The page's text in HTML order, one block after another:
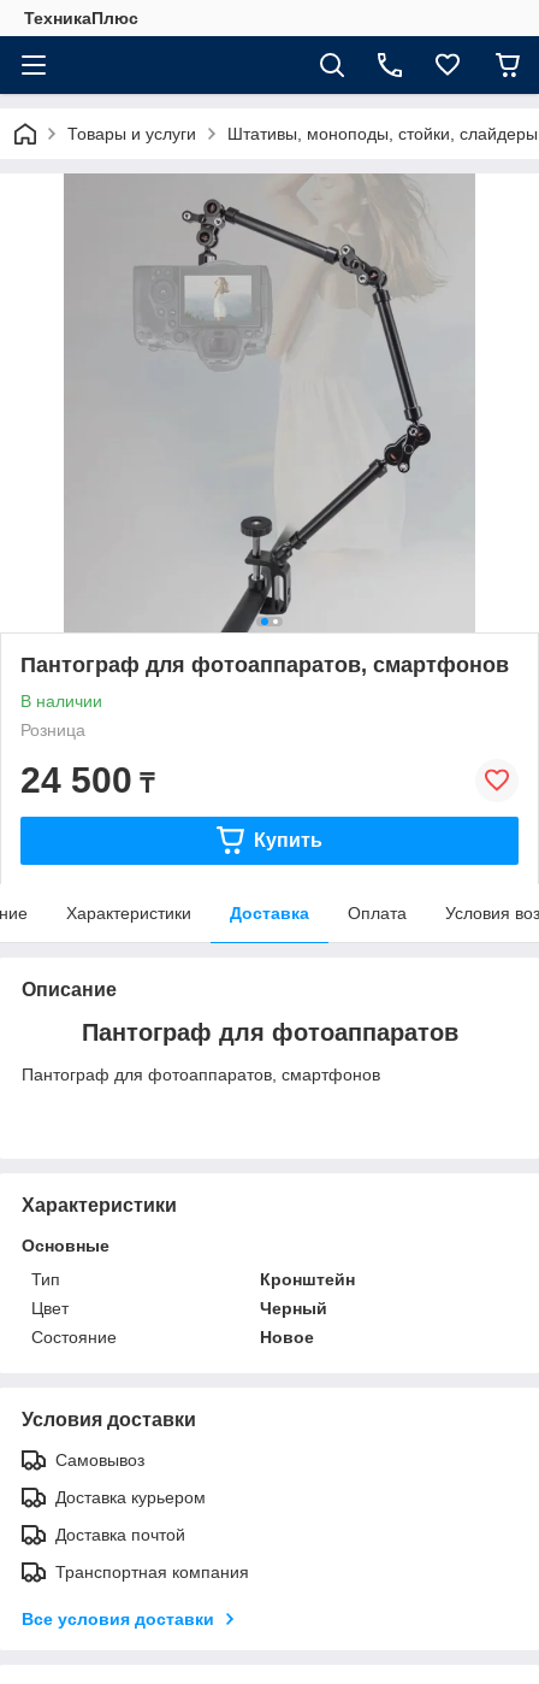
ТехникаПлюс
Товары и услуги Штативы, моноподы, стойки, слайдеры
Пантограф для фотоаппаратов, смартфонов
В наличии
Розница
24 500 ₸
Купить
Характеристики Доставка Оплата Условия
Описание
Пантограф для фотоаппаратов
Пантограф для фотоаппаратов, смартфонов
Характеристики
Основные
Тип
Кронштейн
Цвет
Черный
Состояние
Новое
Условия доставки
Самовывоз
Доставка курьером
Доставка почтой
Транспортная компания
Все условия доставки